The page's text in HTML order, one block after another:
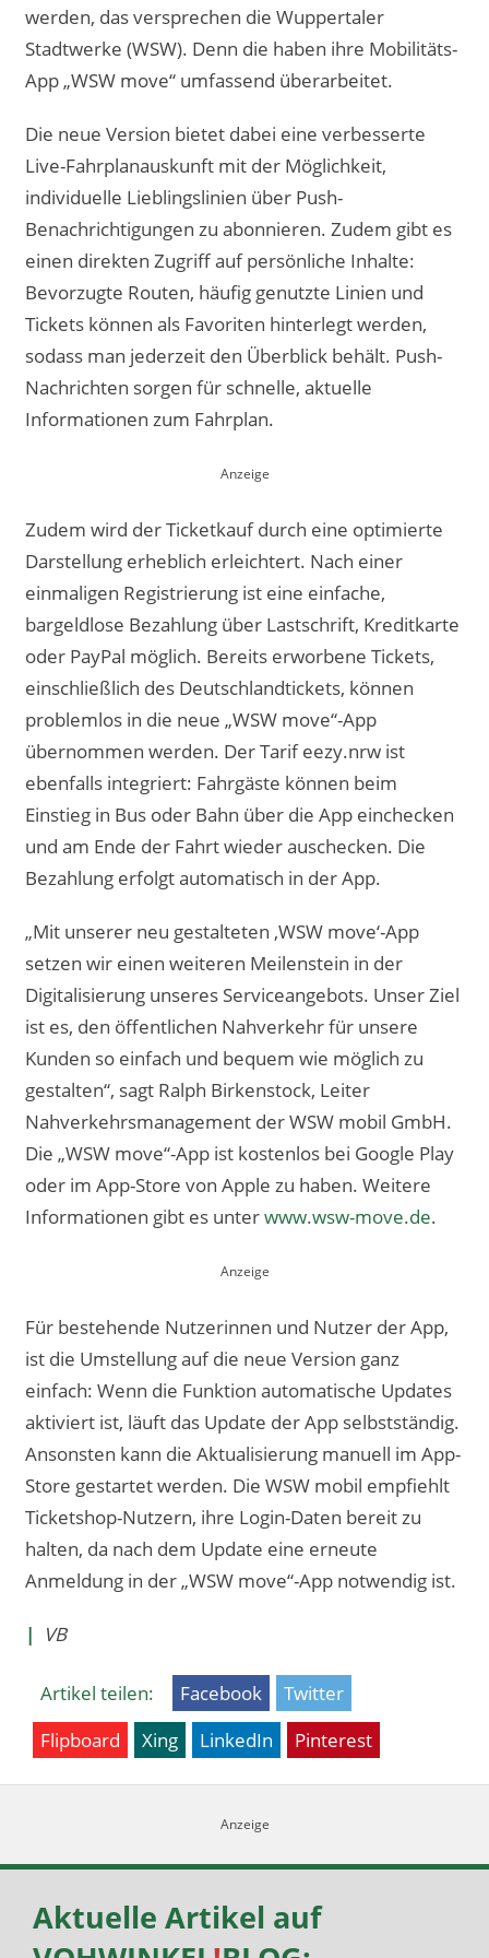
werden, das versprechen die Wuppertaler
Stadtwerke (WSW). Denn die haben ihre Mobilitäts-
App „WSW move“ umfassend überarbeitet.
Die neue Version bietet dabei eine verbesserte
Live-Fahrplanauskunft mit der Möglichkeit,
individuelle Lieblingslinien über Push-
Benachrichtigungen zu abonnieren. Zudem gibt es
einen direkten Zugriff auf persönliche Inhalte:
Bevorzugte Routen, häufig genutzte Linien und
Tickets können als Favoriten hinterlegt werden,
sodass man jederzeit den Überblick behält. Push-
Nachrichten sorgen für schnelle, aktuelle
Informationen zum Fahrplan.
Zudem wird der Ticketkauf durch eine optimierte
Darstellung erheblich erleichtert. Nach einer
einmaligen Registrierung ist eine einfache,
bargeldlose Bezahlung über Lastschrift, Kreditkarte
oder PayPal möglich. Bereits erworbene Tickets,
einschließlich des Deutschlandtickets, können
problemlos in die neue „WSW move“-App
übernommen werden. Der Tarif eezy.nrw ist
ebenfalls integriert: Fahrgäste können beim
Einstieg in Bus oder Bahn über die App einchecken
und am Ende der Fahrt wieder auschecken. Die
Bezahlung erfolgt automatisch in der App.
„Mit unserer neu gestalteten ,WSW move‘-App
setzen wir einen weiteren Meilenstein in der
Digitalisierung unseres Serviceangebots. Unser Ziel
ist es, den öffentlichen Nahverkehr für unsere
Kunden so einfach und bequem wie möglich zu
gestalten“, sagt Ralph Birkenstock, Leiter
Nahverkehrsmanagement der WSW mobil GmbH.
Die „WSW move“-App ist kostenlos bei Google Play
oder im App-Store von Apple zu haben. Weitere
Informationen gibt es unterwww.wsw-move.de.
Für bestehende Nutzerinnen und Nutzer der App,
ist die Umstellung auf die neue Version ganz
einfach: Wenn die Funktion automatische Updates
aktiviert ist, läuft das Update der App selbstständig.
Ansonsten kann die Aktualisierung manuell im App-
Store gestartet werden. Die WSW mobil empfiehlt
Ticketshop-Nutzern, ihre Login-Daten bereit zu
halten, da nach dem Update eine erneute
Anmeldung in der „WSW move“-App notwendig ist.
| VB
Artikel teilen: Facebook
Twitter
Flipboard
Xing LinkedIn Pinterest
Aktuelle Artikel auf